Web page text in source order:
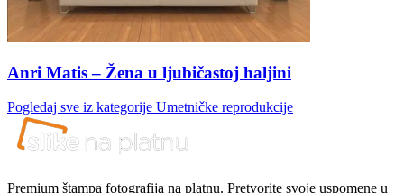
Anri Matis – Žena u ljubičastoj haljini
Pogledaj sve iz kategorije Umetničke reprodukcije
Premium štampa fotografija na platnu. Pretvorite svoje uspomene u